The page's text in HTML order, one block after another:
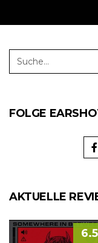
FOLGE
AKTUELLE
6.5